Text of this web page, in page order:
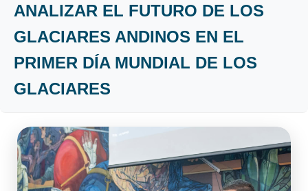
ANALIZAR EL FUTURO DE LOS
GLACIARES ANDINOS EN EL
PRIMER DÍA MUNDIAL DE LOS
GLACIARES